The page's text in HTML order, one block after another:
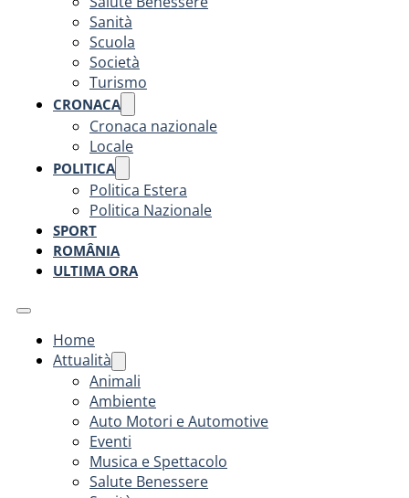
Sanità
Scuola
Società
Turismo
CRONACA
Cronaca nazionale
Locale
POLITICA
Politica Estera
Politica Nazionale
SPORT
ROMÂNIA
ULTIMA ORA
Home
Attualità
Animali
Ambiente
Auto Motori e Automotive
Eventi
Musica e Spettacolo
Salute Benessere